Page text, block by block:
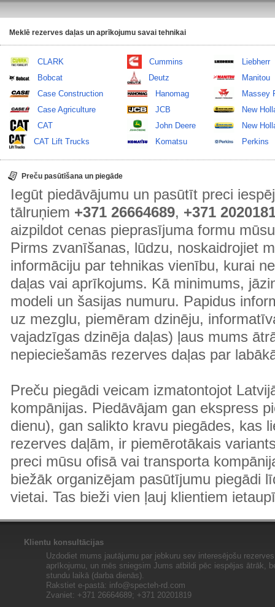
Meklē rezerves daļas un aprīkojumu savai tehnikai
CLARK
Bobcat
Case Construction
Case Agriculture
CAT
CAT Lift Trucks
Cummins
Deutz
Hanomag
JCB
John Deere
Komatsu
Liebherr
Manitou
Massey
New
New
Perkins
Preču pasūtīšana un piegāde
Iegūt piedāvājumu un pasūtīt preci
tālruņiem +371 26664689, +371
aizpildot cenas pieprasījuma formu
Pirms zvanīšanas, lūdzu, noskaidrojiet
informāciju par tehnikas vienību, kurai
daļas vai aprīkojums. Kā minimums,
modeli un šasijas numuru. Papidus
uz mezglu, piemēram dzinēju,
vajadzīgas dzinēja daļas) ļaus mums
nepieciešamās rezerves daļas par
Preču piegādi veicam izmatontojot
kompānijas. Piedāvājam gan ekspress
dienu), gan salikto kravu piegādes, kas
rezerves daļām, ir piemērotākais
preci mūsu ofisā vai transporta
biežāk organizējam pasūtījumu piegādi
vietai. Tas bieži vien ļauj klientiem
Klientu konsultācijas
Uzdodiet mums jautājumu par jebkuru sev interesējošu
aprīkojumu, un mēs sniegsim Jums atbildi pēc iespējas ātrāk,
stundu laikā (darba dienās).
Rakstiet e-pastā: info@specteh-rd.com
Zvaniet: +371 26664689; +371 20201819